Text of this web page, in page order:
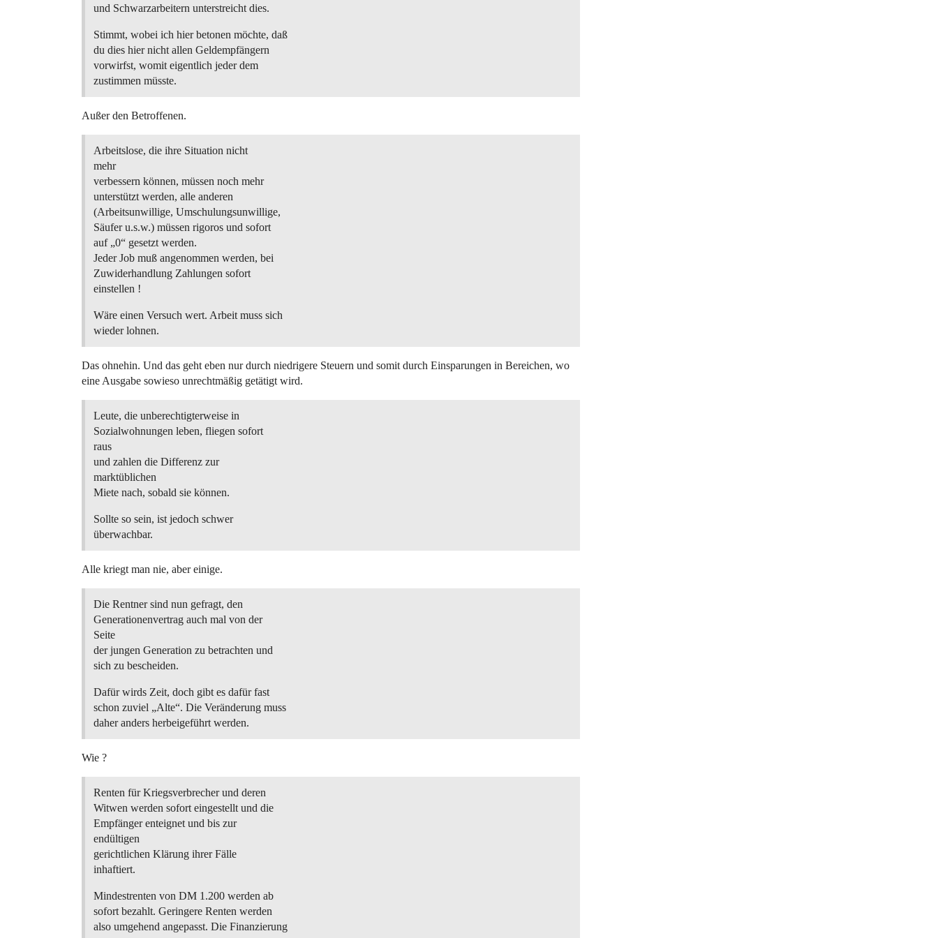
und Schwarzarbeitern unterstreicht dies.
Stimmt, wobei ich hier betonen möchte, daß
du dies hier nicht allen Geldempfängern
vorwirfst, womit eigentlich jeder dem
zustimmen müsste.
Außer den Betroffenen.
Arbeitslose, die ihre Situation nicht
mehr
verbessern können, müssen noch mehr
unterstützt werden, alle anderen
(Arbeitsunwillige, Umschulungsunwillige,
Säufer u.s.w.) müssen rigoros und sofort
auf „0“ gesetzt werden.
Jeder Job muß angenommen werden, bei
Zuwiderhandlung Zahlungen sofort
einstellen !
Wäre einen Versuch wert. Arbeit muss sich
wieder lohnen.
Das ohnehin. Und das geht eben nur durch niedrigere Steuern und somit durch Einsparungen in Bereichen, wo
eine Ausgabe sowieso unrechtmäßig getätigt wird.
Leute, die unberechtigterweise in
Sozialwohnungen leben, fliegen sofort
raus
und zahlen die Differenz zur
marktüblichen
Miete nach, sobald sie können.
Sollte so sein, ist jedoch schwer
überwachbar.
Alle kriegt man nie, aber einige.
Die Rentner sind nun gefragt, den
Generationenvertrag auch mal von der
Seite
der jungen Generation zu betrachten und
sich zu bescheiden.
Dafür wirds Zeit, doch gibt es dafür fast
schon zuviel „Alte“. Die Veränderung muss
daher anders herbeigeführt werden.
Wie ?
Renten für Kriegsverbrecher und deren
Witwen werden sofort eingestellt und die
Empfänger enteignet und bis zur
endültigen
gerichtlichen Klärung ihrer Fälle
inhaftiert.
Mindestrenten von DM 1.200 werden ab
sofort bezahlt. Geringere Renten werden
also umgehend angepasst. Die Finanzierung